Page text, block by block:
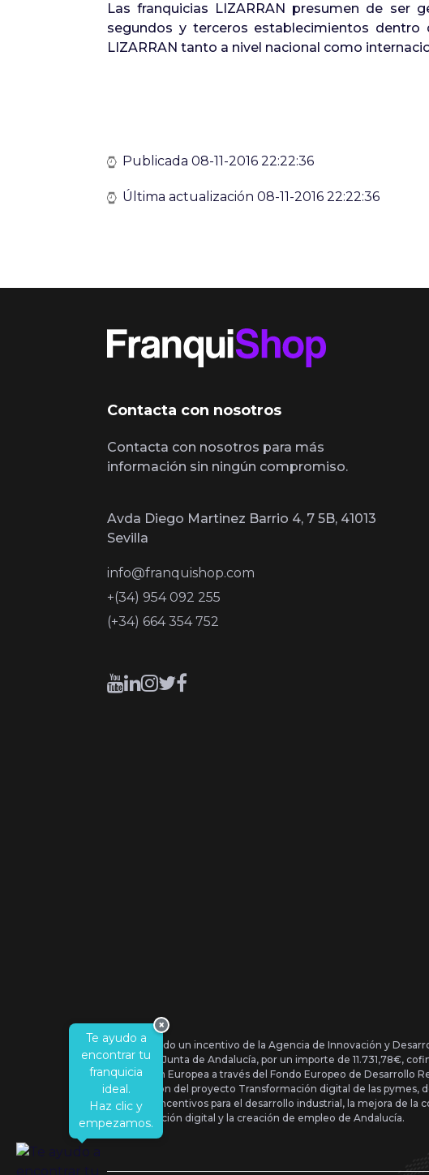
Las franquicias LIZARRAN presumen de ser
segundos y terceros establecimientos
LIZARRAN tanto a nivel nacional como
Publicada 08-11-2016 22:22:36
Última actualización 08-11-2016 22:22:36
Contacta con nosotros
Contacta con nosotros para más
información sin ningún compromiso.
Avda Diego Martinez Barrio 4, 7 5B, 41013
Sevilla
info@franquishop.com
+(34) 954 092 255
(+34) 664 354 752
Se ha recibido un incentivo de la Agencia de Innovación y
IDEA, de la Junta de Andalucía, por un importe de 11.731,78€,
por la Unión Europea a través del Fondo Europeo de Desarrollo
la realización del proyecto Transformación digital de las pymes,
Orden de Incentivos para el desarrollo industrial, la mejora de la
transformación digital y la creación de empleo de Andalucía.
Te ayudo a
encontrar tu
franquicia
ideal.
Haz clic y
empezamos.
×